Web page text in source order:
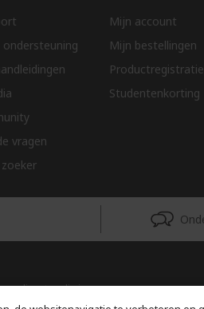
ondersteuning
vragen
Mijn account
Mijn bestellingen
Productregistratie
Studentenkorting
en diensten die in